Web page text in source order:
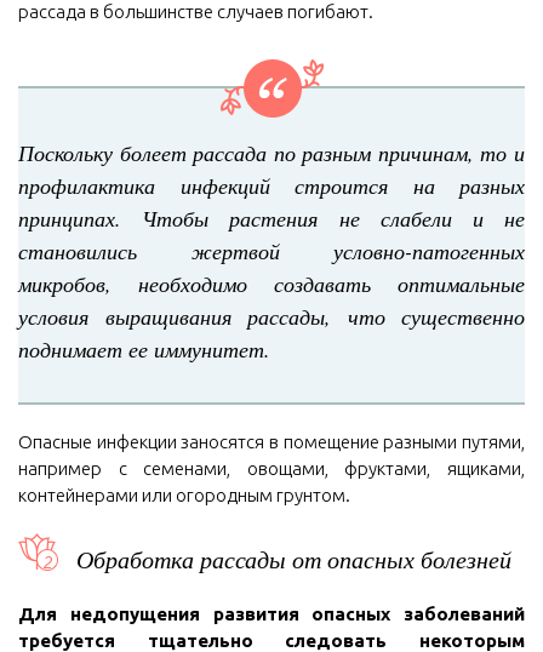
рассада в большинстве случаев погибают.
Поскольку болеет рассада по разным причинам, то и
профилактика инфекций строится на разных
принципах. Чтобы растения не слабели и не
становились жертвой условно-патогенных
микробов, необходимо создавать оптимальные
условия выращивания рассады, что существенно
поднимает ее иммунитет.
Опасные инфекции заносятся в помещение разными путями,
например с семенами, овощами, фруктами, ящиками,
контейнерами или огородным грунтом.
Обработка рассады от опасных болезней
Для недопущения развития опасных заболеваний
требуется тщательно следовать некоторым